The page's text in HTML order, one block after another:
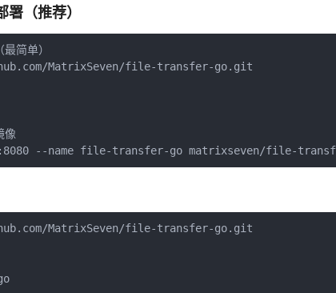
（推荐）
简单）
MatrixSeven/file-transfer-go.git
像
--name file-transfer-go matrixseven/file-
MatrixSeven/file-transfer-go.git